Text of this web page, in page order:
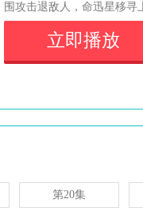
围攻击退敌人，命迅星移
立即播放
第20集